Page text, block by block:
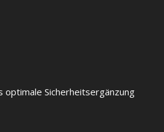
optimale Sicherheitsergänzung